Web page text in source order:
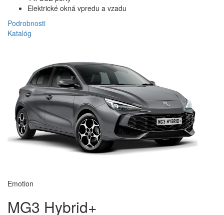
Vo vašom MG3 Hybrid+ nájdete miesto na všetko, od slnečných
okuliarov až po kufre. Držiaky na poháre na konzole, odkladací
priestor v lakťovej opierke a pod ňou si môžete dokonca prispôsobiť
podľa seba. A keď sa naložíte na víkendový výlet, 293-litrový kufor so
Nájdite svoje vozidlo
Určite presnú polohu vášho vozidla.
Diagnostika vozidla
Jednoducho skontrolujte stav svojho vozidla a uistite sa, že je
bezpečné, kým vyrazíte.
MG iSMART Lite
Elektrické okná vpredu a vzadu
Podrobnosti
Katalóg
Emotion
MG3 Hybrid+